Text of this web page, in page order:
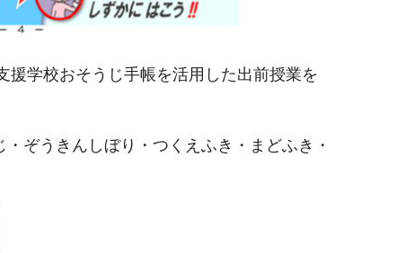
学校おそうじ手帳を活用した出前授業を
ぞうきんしぼり・つくえふき・まどふき・